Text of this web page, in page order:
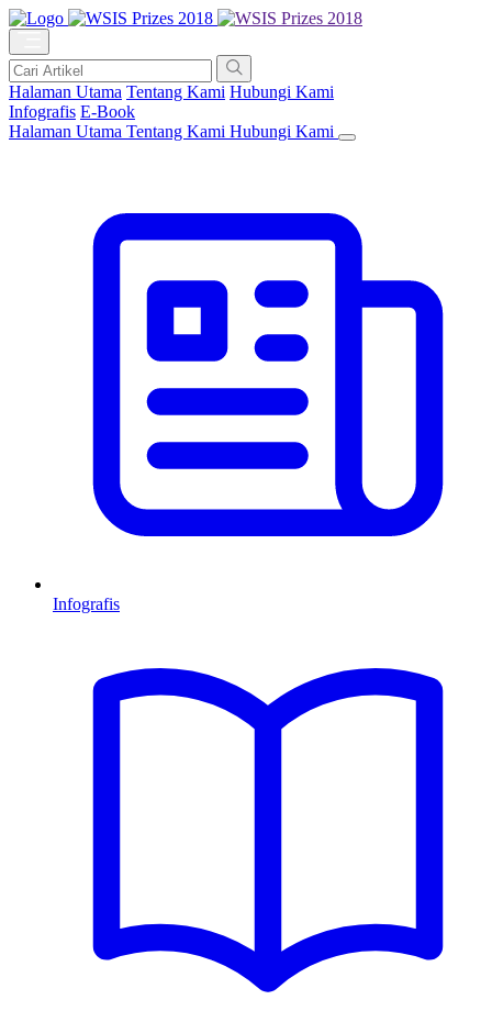
Halaman Utama Tentang Kami Hubungi Kami
Infografis E-Book
Halaman Utama Tentang Kami Hubungi Kami
Infografis